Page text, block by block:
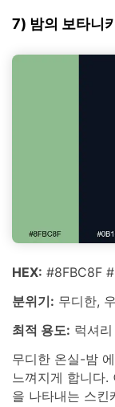
7) 밤의 보타니
HEX: #8FBC8F
분위기: 무디한,
최적 용도: 럭셔
무디한 온실-밤
느껴지게 합니다
을 나타내는 스킨